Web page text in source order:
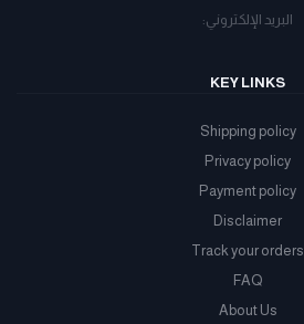
البريد الإلكتروني:
KEY LINKS
Shipping policy
Privacy policy
Payment policy
Disclaimer
Track your orders
FAQ
About Us